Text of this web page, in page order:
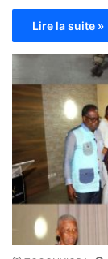
Lire la suite »